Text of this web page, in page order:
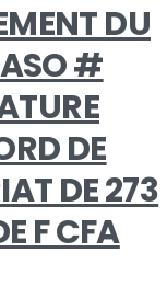
DU
#
DE
DE 273
F CFA